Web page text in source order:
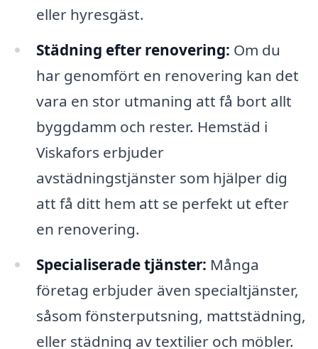
eller hyresgäst.
Städning efter renovering: Om du
har genomfört en renovering kan det
vara en stor utmaning att få bort allt
byggdamm och rester. Hemstäd i
Viskafors erbjuder
avstädningstjänster som hjälper dig
att få ditt hem att se perfekt ut efter
en renovering.
Specialiserade tjänster: Många
företag erbjuder även specialtjänster,
såsom fönsterputsning, mattstädning,
eller städning av textilier och möbler.